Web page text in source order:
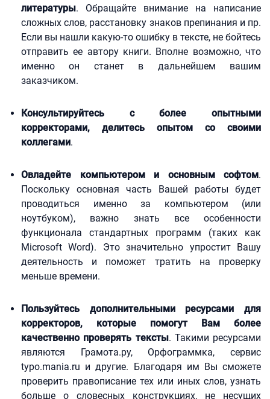
литературы. Обращайте внимание на написание
сложных слов, расстановку знаков препинания и пр.
Если вы нашли какую-то ошибку в тексте, не бойтесь
отправить ее автору книги. Вполне возможно, что
именно он станет в дальнейшем вашим
заказчиком.
Консультируйтесь с более опытными
корректорами, делитесь опытом со своими
коллегами.
Овладейте компьютером и основным софтом.
Поскольку основная часть Вашей работы будет
проводиться именно за компьютером (или
ноутбуком), важно знать все особенности
функционала стандартных программ (таких как
Microsoft Word). Это значительно упростит Вашу
деятельность и поможет тратить на проверку
меньше времени.
Пользуйтесь дополнительными ресурсами для
корректоров, которые помогут Вам более
качественно проверять тексты. Такими ресурсами
являются Грамота.ру, Орфограммка, сервис
typo.mania.ru и другие. Благодаря им Вы сможете
проверить правописание тех или иных слов, узнать
больше о словесных конструкциях, не несущих